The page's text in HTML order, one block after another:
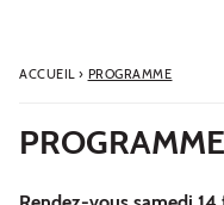
ACCUEIL› PROGRAMME